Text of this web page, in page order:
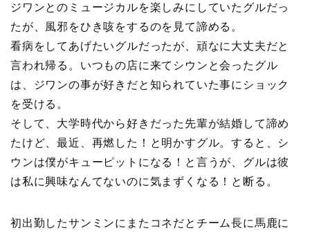
ジワンとのミュージカルを楽しみにしていたグルだっ
たが、風邪をひき咳をするのを見て諦める。
看病をしてあげたいグルだったが、頑なに大丈夫だと
言われ帰る。いつもの店に来てシウンと会ったグル
は、ジワンの事が好きだと知られていた事にショック
を受ける。
そして、大学時代から好きだった先輩が結婚して諦め
たけど、最近、再燃した！と明かすグル。すると、シ
ウンは僕がキューピットになる！と言うが、グルは彼
は私に興味なんてないのに気まずくなる！と断る。
初出勤したサンミンにまたコネだとチーム長に馬鹿に